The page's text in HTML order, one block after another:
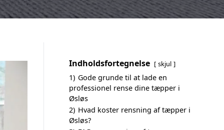
Indholdsfortegnelse skjul
1) Gode grunde til at lade en
professionel rense dine tæpper i
Øsløs
2) Hvad koster rensning af tæpper i
Øsløs?